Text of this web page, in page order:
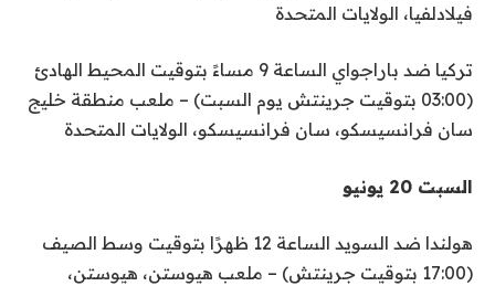
فيلادلفيا، الولايات المتحدة
تركيا ضد باراجواي الساعة 9 مساءً بتوقيت المحيط الهادئ
(03:00 بتوقيت جرينتش يوم السبت) – ملعب منطقة خليج
سان فرانسيسكو، سان فرانسيسكو، الولايات المتحدة
السبت 20 يونيو
هولندا ضد السويد الساعة 12 ظهرًا بتوقيت وسط الصيف
(17:00 بتوقيت جرينتش) – ملعب هيوستن، هيوستن،